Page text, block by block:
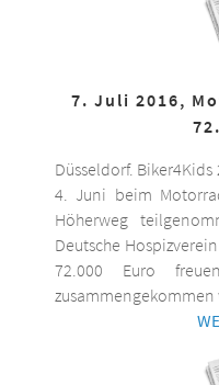
7. Juli 2016,
Düsseldorf.
4. Juni beim
Höherweg
Deutsche
72.000 Euro
zusammengekommen